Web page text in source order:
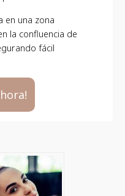
en una zona
la confluencia de
fácil